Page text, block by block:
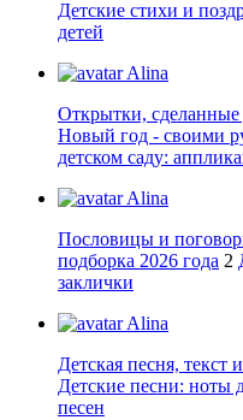
Детские стихи и
детей
Alina
Открытки, сделанные
Новый год - своими
детском саду:
Alina
Пословицы и
подборка 2026 года 2
заклички
Alina
Детская песня, текст
Детские песни: ноты
песен